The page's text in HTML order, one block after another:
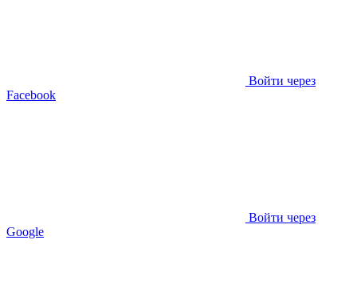
Войти через
Facebook
Войти через
Google